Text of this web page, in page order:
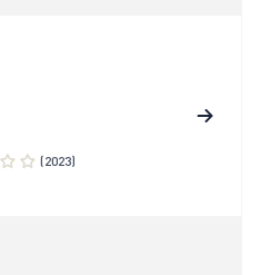
(2023)